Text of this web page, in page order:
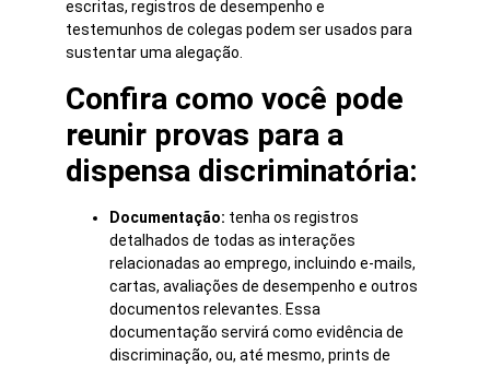
escritas, registros de desempenho e
testemunhos de colegas podem ser usados para
sustentar uma alegação.
Confira como você pode
reunir provas para a
dispensa discriminatória:
Documentação: tenha os registros
detalhados de todas as interações
relacionadas ao emprego, incluindo e-mails,
cartas, avaliações de desempenho e outros
documentos relevantes. Essa
documentação servirá como evidência de
discriminação, ou, até mesmo, prints de